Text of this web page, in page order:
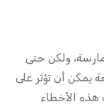
ولكن حتى
يمكن أن تؤثر على
هذه الأخطاء